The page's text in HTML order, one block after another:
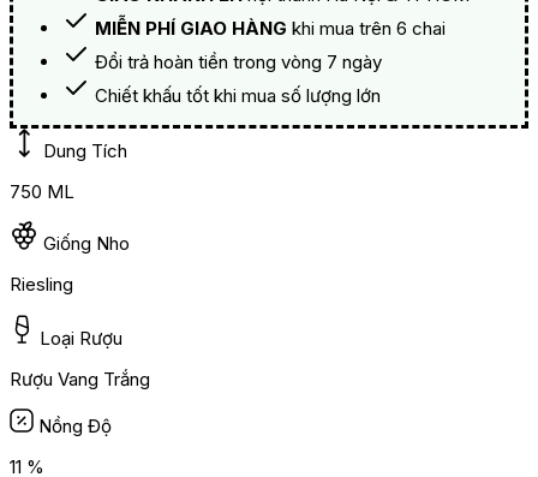
MIỄN PHÍ GIAO HÀNG khi mua trên 6 chai
Đổi trả hoàn tiền trong vòng 7 ngày
Chiết khấu tốt khi mua số lượng lớn
Dung Tích
750 ML
Giống Nho
Riesling
Loại Rượu
Rượu Vang Trắng
Nồng Độ
11 %